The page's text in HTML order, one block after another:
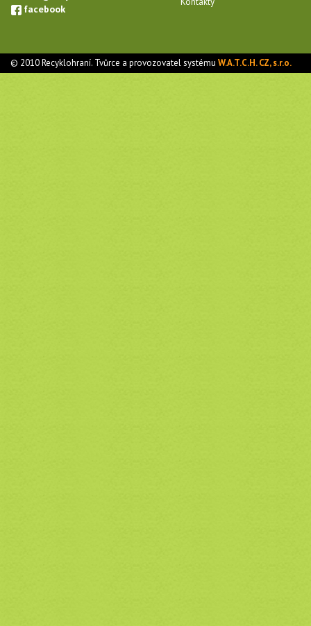
facebook
© 2010 Recyklohraní. Tvůrce a provozovatel systémuW.A.T.C.H. CZ, s.r.o.